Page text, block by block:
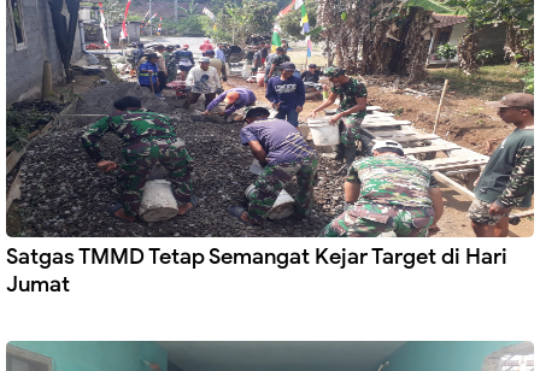
Satgas TMMD Tetap Semangat Kejar Target di Hari
Jumat